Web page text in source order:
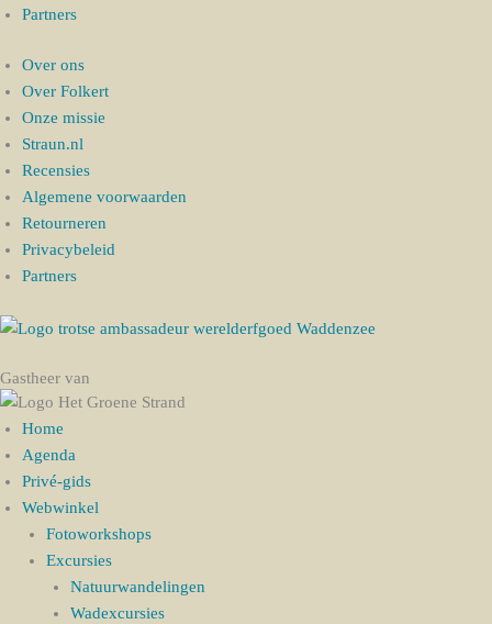
Partners
Over ons
Over Folkert
Onze missie
Straun.nl
Recensies
Algemene voorwaarden
Retourneren
Privacybeleid
Partners
Gastheer van
Home
Agenda
Privé-gids
Webwinkel
Fotoworkshops
Excursies
Natuurwandelingen
Wadexcursies